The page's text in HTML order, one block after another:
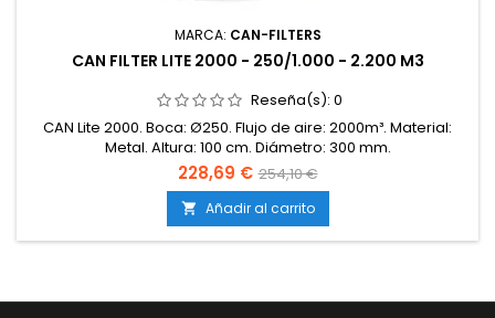
MARCA: CAN-FILTERS
CAN FILTER LITE 2000 - 250/1.000 - 2.200 M3
Reseña(s): 0
CAN Lite 2000. Boca: Ø250. Flujo de aire: 2000m³. Material:
Metal. Altura: 100 cm. Diámetro: 300 mm.
228,69 € 254,10 €
 Añadir al carrito